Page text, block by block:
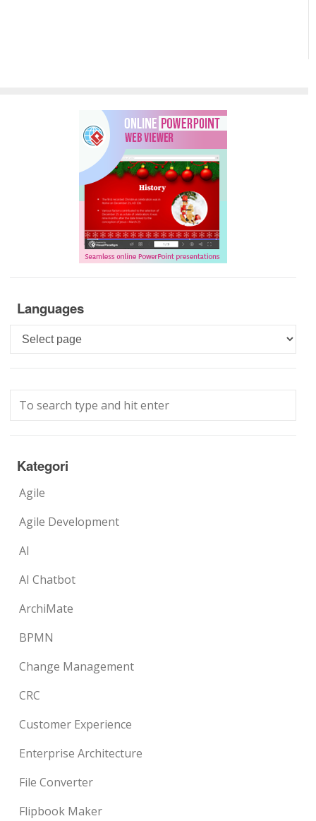
Languages
Languages
Kategori
Agile
Agile Development
AI
AI Chatbot
ArchiMate
BPMN
Change Management
CRC
Customer Experience
Enterprise Architecture
File Converter
Flipbook Maker